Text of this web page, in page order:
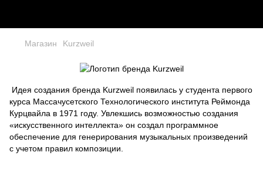
Магазин Kurzweil
Идея создания бренда Kurzweil появилась у студента первого
курса Массачусетского Технологического института Реймонда
Курцвайла в 1971 году. Увлекшись возможностью создания
«искусственного интеллекта» он создал программное
обеспечение для генерирования музыкальных произведений
с учетом правил композиции.